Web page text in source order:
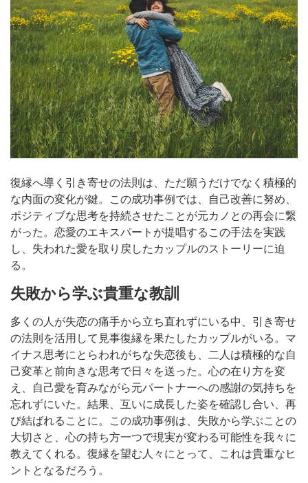
復縁へ導く引き寄せの法則は、ただ願うだけでなく積極的
な内面の変化が鍵。この成功事例では、自己改善に努め、
ポジティブな思考を持続させたことが元カノとの再会に繋
がった。恋愛のエキスパートが提唱するこの手法を実践
し、失われた愛を取り戻したカップルのストーリーに迫
る。
失敗から学ぶ貴重な教訓
多くの人が失恋の痛手から立ち直れずにいる中、引き寄せ
の法則を活用して見事復縁を果たしたカップルがいる。マ
イナス思考にとらわれがちな失恋後も、二人は積極的な自
己変革と前向きな思考で日々を送った。心の在り方を変
え、自己愛を育みながら元パートナーへの感謝の気持ちを
忘れずにいた。結果、互いに成長した姿を確認し合い、再
び結ばれることに。この成功事例は、失敗から学ぶことの
大切さと、心の持ち方一つで現実が変わる可能性を我々に
教えてくれる。復縁を望む人々にとって、これは貴重なヒ
ントとなるだろう。